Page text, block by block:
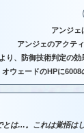
アンジェ
アンジェのアクテ
り、防御技術判定の効
オウェードのHPに6008
とは…。これは覚悟は